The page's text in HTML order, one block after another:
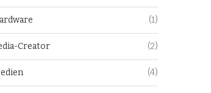
(1)
Creator (2)
(4)